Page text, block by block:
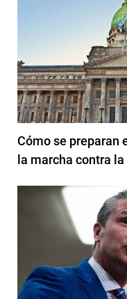
Cómo se preparan
la marcha contra